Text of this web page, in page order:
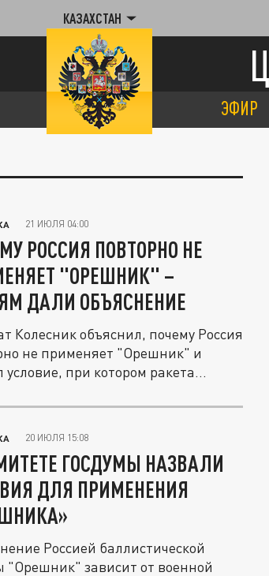
КАЗАХСТАН
ЭФИР
21 ИЮЛЯ 04:00
РОССИЯ ПОВТОРНО НЕ
"ОРЕШНИК" –
ДАЛИ ОБЪЯСНЕНИЕ
Колесник объяснил, почему Россия
не применяет "Орешник" и
условие, при котором ракета...
20 ИЮЛЯ 15:08
ГОСДУМЫ НАЗВАЛИ
ДЛЯ ПРИМЕНЕНИЯ
Россией баллистической
"Орешник" зависит от военной